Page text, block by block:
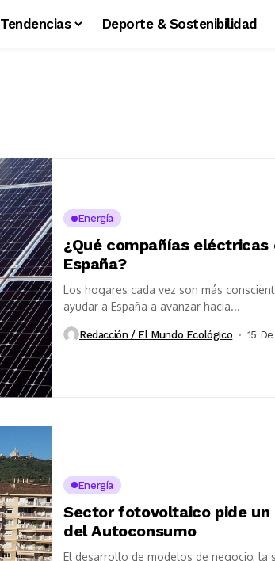
Tendencias Deporte & Sostenibilidad
Energía
¿Qué compañías
España?
Los hogares cada vez son más
ayudar a España a avanzar hacia...
Redacción / El Mundo Ecológico 15
Energía
Sector fotovoltaico pide un
del Autoconsumo
El desarrollo de modelos de negocio, la